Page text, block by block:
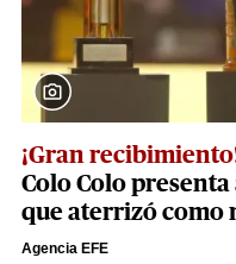
¡Gran
Colo Colo presenta
que aterrizó como
Agencia EFE